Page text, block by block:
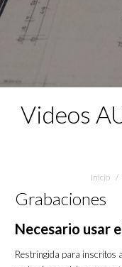
Videos
Inicio
Grabaciones
Necesario usar
Restringida para inscritos